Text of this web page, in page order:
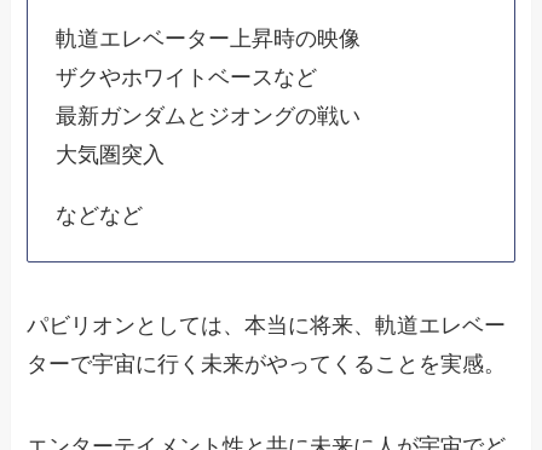
軌道エレベーター上昇時の映像
ザクやホワイトベースなど
最新ガンダムとジオングの戦い
大気圏突入
などなど
パビリオンとしては、本当に将来、軌道エレベー
ターで宇宙に行く未来がやってくることを実感。